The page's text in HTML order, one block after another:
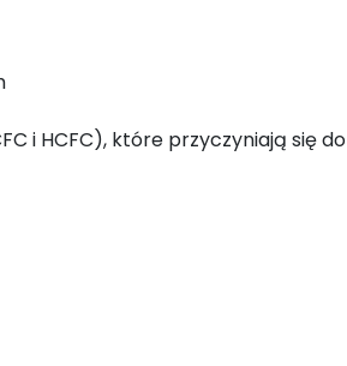
i HCFC), które przyczyniają się do